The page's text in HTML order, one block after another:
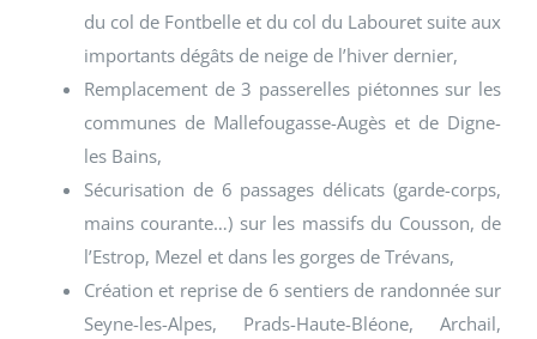
du col de Fontbelle et du col du Labouret suite aux
importants dégâts de neige de l’hiver dernier,
Remplacement de 3 passerelles piétonnes sur les
communes de Mallefougasse-Augès et de Digne-
les Bains,
Sécurisation de 6 passages délicats (garde-corps,
mains courante…) sur les massifs du Cousson, de
l’Estrop, Mezel et dans les gorges de Trévans,
Création et reprise de 6 sentiers de randonnée sur
Seyne-les-Alpes, Prads-Haute-Bléone, Archail,